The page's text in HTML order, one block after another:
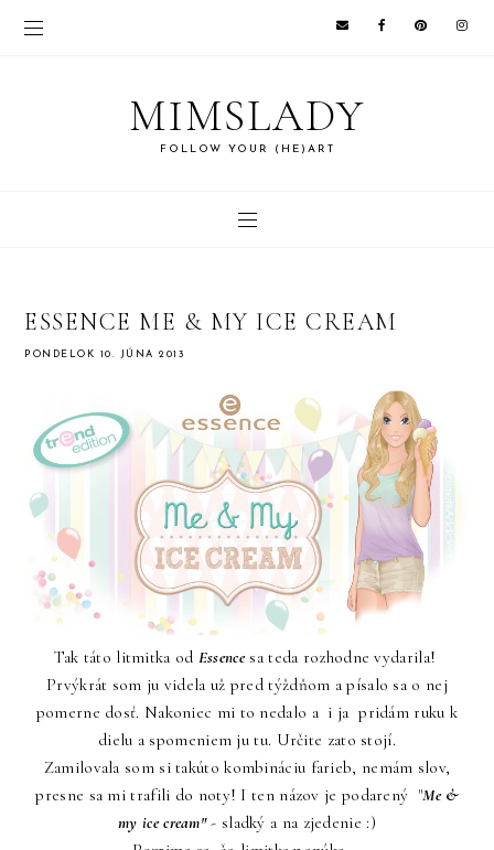
MIMSLADY
FOLLOW YOUR (HE)ART
ESSENCE ME & MY ICE CREAM
PONDELOK 10. JÚNA 2013
Tak táto litmitka od Essencesa teda rozhodne vydarila!
Prvýkrát som ju videla už pred týždňom a písalo sa o nej
pomerne dosť. Nakoniec mi to nedalo a i ja pridám ruku k
dielu a spomeniem ju tu. Určite zato stojí.
Zamilovala som si takúto kombináciu farieb, nemám slov,
presne sa mi trafili do noty! I ten názov je podarený "Me &
my ice cream"- sladký a na zjedenie :)